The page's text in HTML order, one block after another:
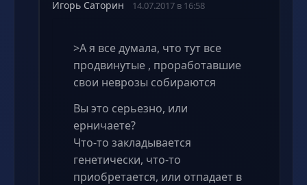
Игорь Саторин 14.07.2017 в 16:58
>А я все думала, что тут все
продвинутые , проработавшие
свои неврозы собираются
Вы это серьезно, или
ерничаете?
Что-то закладывается
генетически, что-то
приобретается, или отпадает в